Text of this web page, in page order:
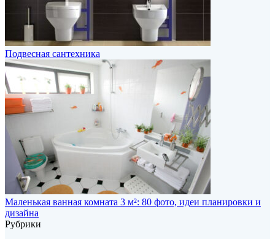
Подвесная сантехника
Маленькая ванная комната 3 м²: 80 фото, идеи планировки и
дизайна
Рубрики